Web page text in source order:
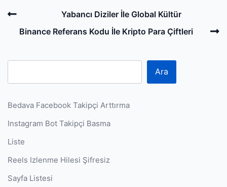
Post
navigation
Previous
Post
Yabancı Diziler İle Global Kültür
Binance Referans Kodu İle Kripto Para Çiftleri
Ara
Bedava Facebook Takipçi Arttırma
Instagram Bot Takipçi Basma
Liste
Reels Izlenme Hilesi Şifresiz
Sayfa Listesi